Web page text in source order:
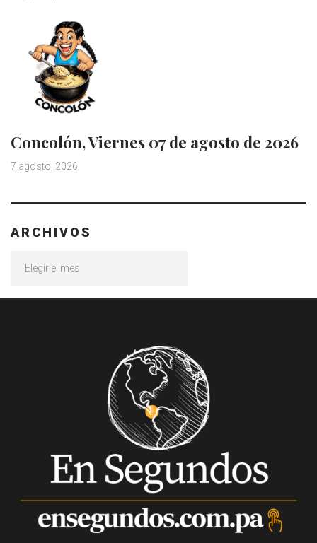
Concolón, Viernes 07 de agosto de 2026
7 agosto, 2026
ARCHIVOS